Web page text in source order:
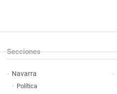
Secciones
Navarra
Política